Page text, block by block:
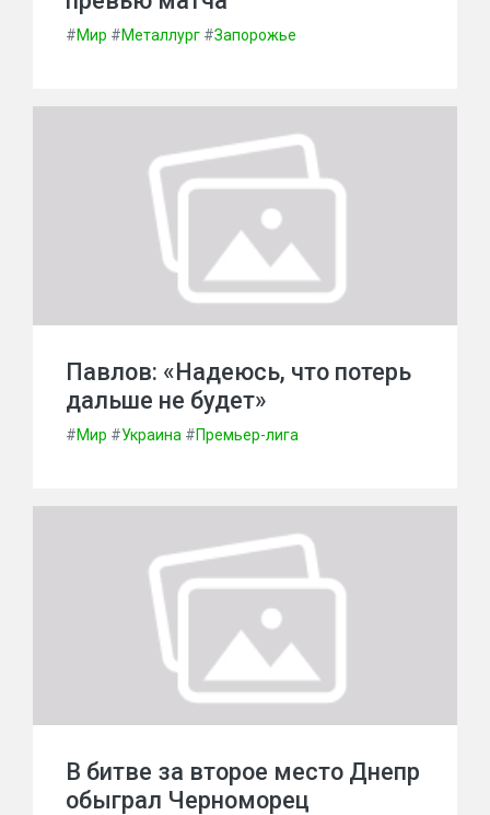
#Мир #Металлург #Запорожье
Павлов: «Надеюсь, что потерь
дальше не будет»
#Мир #Украина #Премьер-лига
В битве за второе место Днепр
обыграл Черноморец